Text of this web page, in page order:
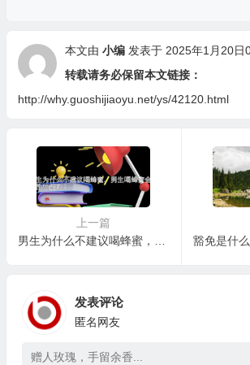
本文由 小编发表于 2025年1月20日
转载请务必保留本文链接：
http://why.guoshijiaoyu.net/ys/42120.html
上一篇
发表评论
匿名网友